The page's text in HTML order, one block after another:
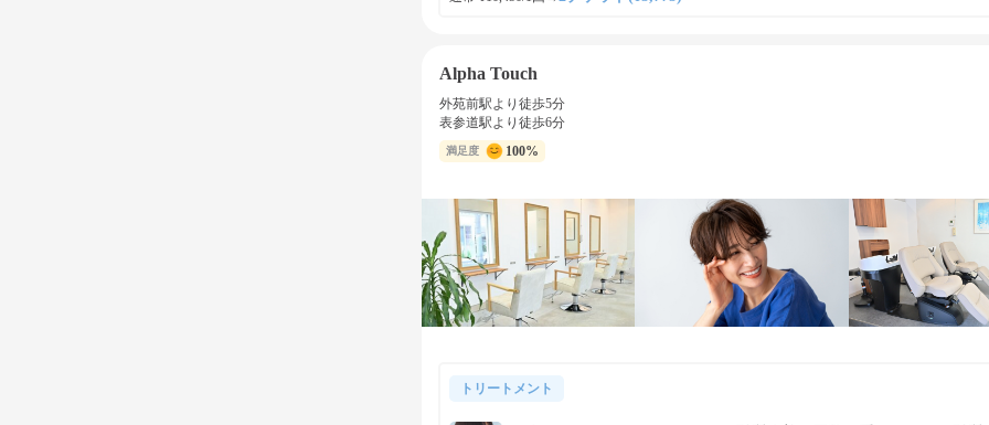
Alpha Touch
外苑前駅より徒歩5分
表参道駅より徒歩6分
満足度 100%
トリートメント